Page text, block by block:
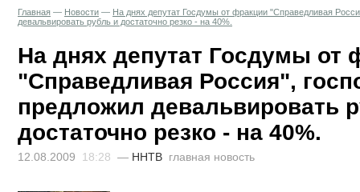
Главная — Новости — На днях депутат Госдумы от фракции "Справедливая
девальвировать рубль и достаточно резко - на 40%.
На днях депутат Госдумы от
"Справедливая Россия",
предложил девальвировать
достаточно резко - на 40%.
12.08.2009 18:28 — ННТВ главная новость